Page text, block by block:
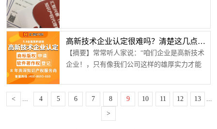
册的图案，也可以是文字、字母或者其他组合
的标志，而它的信息就是你要注册成为何种作
用。1、商标的用处商标注册首先要准备好你要
志，最好设计的让人比较容易记住的，并...
高新技术企业认定很难吗？清楚这几点，轻松通过认定审核【汇智兴泰】
【摘要】常常听人家说：“咱们企业是高新技术
企业！，只有像我们公司这样的雄厚实力才能
就来谈谈高新技术企业。01. 什么是高新技术企
业通俗来说，按照国家颁布的《高新技术企业
认定管理办法》规定，有持续研究开发并且实
< 4 5 6 7 8 9 10 11 12 13
>